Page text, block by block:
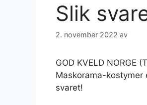
Slik
2. november 2022 av
GOD KVELD NORGE
Maskorama-kostymer
svaret!